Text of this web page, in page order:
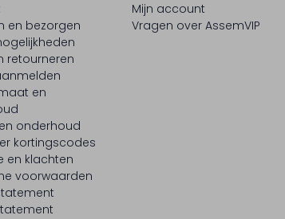
en bezorgen
retourneren
en
onderhoud
kortingscodes
en klachten
voorwaarden
Mijn account
Vragen over AssemVIP